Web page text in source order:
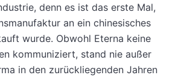
denn es ist das erste Mal,
an ein chinesisches
wurde. Obwohl Eterna keine
kommuniziert, stand nie außer
in den zurückliegenden Jahren